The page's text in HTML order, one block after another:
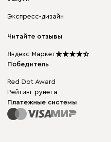
диван.клуб
Карьера
Подарочные сертификаты
Мы в прессе
Бескаркасная мебель
Столы и стулья
Экспресс-дизайн
Читайте отзывы
Яндекс Маркет
Победитель
Red Dot Award
Рейтинг рунета
Платежные системы